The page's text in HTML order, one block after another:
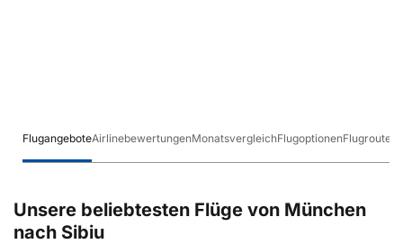
FlugangeboteAirlinebewertungenMonatsvergleichFlugoptionenFlugrouten
Unsere beliebtesten Flüge von München
nach Sibiu